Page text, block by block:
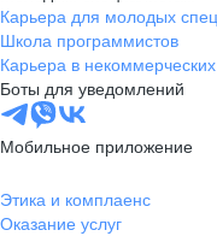
Карьера для молодых
Школа программистов
Карьера в
Боты для уведомлений
Мобильное приложение
Этика и комплаенс
Оказание услуг